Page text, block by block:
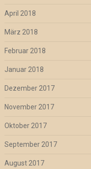
April 2018
März 2018
Februar 2018
Januar 2018
Dezember 2017
November 2017
Oktober 2017
September 2017
August 2017